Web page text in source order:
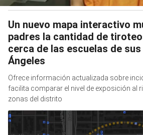
Un nuevo mapa interactivo
padres la cantidad de
cerca de las escuelas de
Ángeles
Ofrece información actualizada sobre
facilita comparar el nivel de exposición al
zonas del distrito